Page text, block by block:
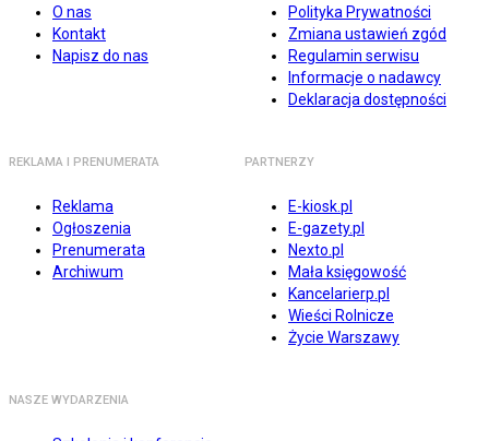
O nas
Kontakt
Napisz do nas
Polityka Prywatności
Zmiana ustawień zgód
Regulamin serwisu
Informacje o nadawcy
Deklaracja dostępności
REKLAMA I PRENUMERATA
Reklama
Ogłoszenia
Prenumerata
Archiwum
PARTNERZY
E-kiosk.pl
E-gazety.pl
Nexto.pl
Mała księgowość
Kancelarierp.pl
Wieści Rolnicze
Życie Warszawy
NASZE WYDARZENIA